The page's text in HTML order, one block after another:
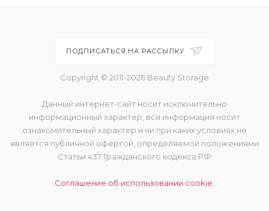
ПОДПИСАТЬСЯ НА РАССЫЛКУ
Copyright © 2011-2026 Beauty Storage
Данный интернет-сайт носит исключительно
информационный характер, вся информация носит
ознакомительный характер и ни при каких условиях не
является публичной офертой, определяемой положениями
Статьи 437 Гражданского кодекса РФ
Соглашение об использовании cookie.